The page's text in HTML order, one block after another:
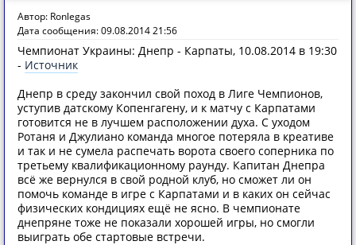
Автор: Ronlegas
Дата сообщения: 09.08.2014 21:56
Чемпионат Украины: Днепр - Карпаты, 10.08.2014 в 19:30
- Источник
Днепр в среду закончил свой поход в Лиге Чемпионов,
уступив датскому Копенгагену, и к матчу с Карпатами
готовится не в лучшем расположении духа. С уходом
Ротаня и Джулиано команда многое потеряла в креативе
и так и не сумела распечать ворота своего соперника по
третьему квалификационному раунду. Капитан Днепра
всё же вернулся в свой родной клуб, но сможет ли он
помочь команде в игре с Карпатами и в каких он сейчас
физических кондициях ещё не ясно. В чемпионате
днепряне тоже не показали хорошей игры, но смогли
выиграть обе стартовые встречи.